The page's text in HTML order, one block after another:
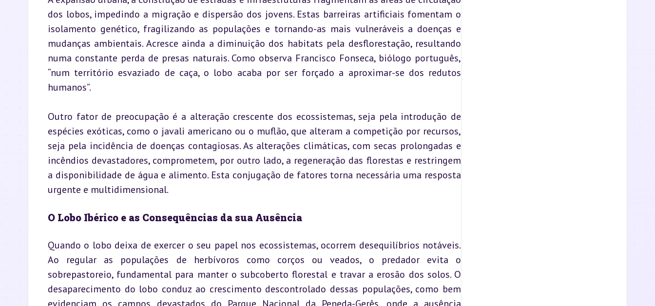
dos lobos, impedindo a migração e dispersão dos jovens. Estas barreiras artificiais fomentam o
isolamento genético, fragilizando as populações e tornando-as mais vulneráveis a doenças e
mudanças ambientais. Acresce ainda a diminuição dos habitats pela desflorestação, resultando
numa constante perda de presas naturais. Como observa Francisco Fonseca, biólogo português,
“num território esvaziado de caça, o lobo acaba por ser forçado a aproximar-se dos redutos
humanos”.
Outro fator de preocupação é a alteração crescente dos ecossistemas, seja pela introdução de
espécies exóticas, como o javali americano ou o muflão, que alteram a competição por recursos,
seja pela incidência de doenças contagiosas. As alterações climáticas, com secas prolongadas e
incêndios devastadores, comprometem, por outro lado, a regeneração das florestas e restringem
a disponibilidade de água e alimento. Esta conjugação de fatores torna necessária uma resposta
urgente e multidimensional.
O Lobo Ibérico e as Consequências da sua Ausência
Quando o lobo deixa de exercer o seu papel nos ecossistemas, ocorrem desequilíbrios notáveis.
Ao regular as populações de herbívoros como corços ou veados, o predador evita o
sobrepastoreio, fundamental para manter o subcoberto florestal e travar a erosão dos solos. O
desaparecimento do lobo conduz ao crescimento descontrolado dessas populações, como bem